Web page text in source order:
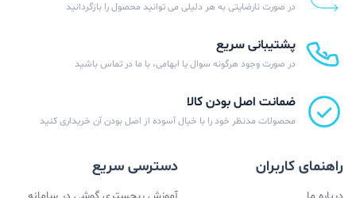
در صورت نارضایتی به هر دلیلی می توانید محصول را بازگردانید
پشتیبانی سریع
در صورت وجود هرگونه سوال یا ابهامی، با ما در تماس باشید
ضمانت اصل بودن کالا
محصولات مدنظر خود را با خیال آسوده از اصل بودن آن خریداری کنید
راهنمای کاربران دسترسی سریع